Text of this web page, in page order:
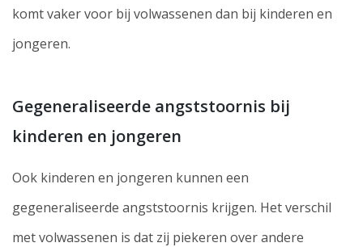
komt vaker voor bij volwassenen dan bij kinderen en
jongeren.
Gegeneraliseerde angststoornis bij
kinderen en jongeren
Ook kinderen en jongeren kunnen een
gegeneraliseerde angststoornis krijgen. Het verschil
met volwassenen is dat zij piekeren over andere